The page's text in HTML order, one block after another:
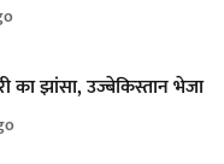
का झांसा, उज्बेकिस्तान भेजा